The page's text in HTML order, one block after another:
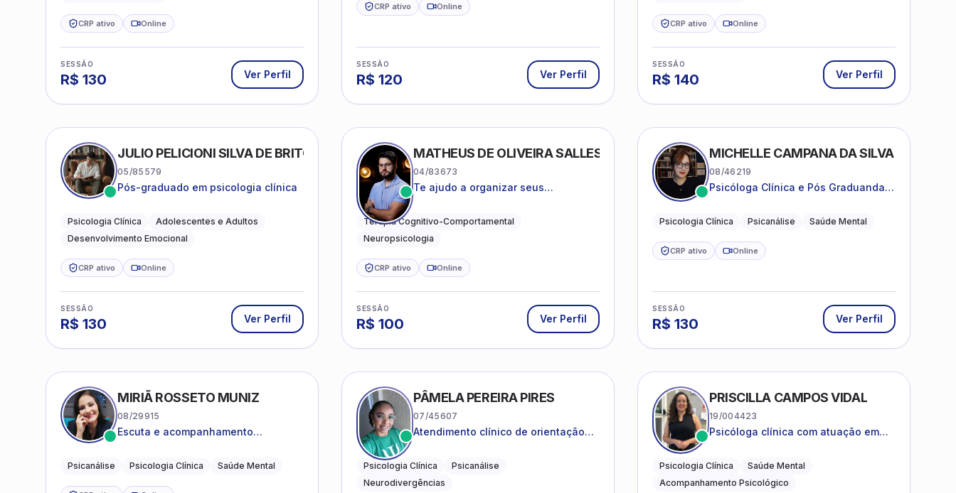
CRP ativo Online
SESSÃO
R$ 130 Ver Perfil
CRP ativo Online
SESSÃO
R$ 120 Ver Perfil
CRP ativo Online
SESSÃO
R$ 140 Ver Perfil
JULIO PELICIONI SILVA DE BRITO
05/85579
Pós-graduado em psicologia clínica
Psicologia Clínica
Adolescentes e Adultos
Desenvolvimento Emocional
CRP ativo Online
SESSÃO
R$ 130 Ver Perfil
MATHEUS DE OLIVEIRA SALLES
04/83673
Te ajudo a organizar seus
e viver com mais clareza e sentido,
com uma terapia estruturada e
baseada em ciência.
Terapia Cognitivo-Comportamental
Neuropsicologia
CRP ativo Online
SESSÃO
R$ 100 Ver Perfil
MICHELLE CAMPANA DA SILVA
08/46219
Psicóloga Clínica e Pós Graduanda
FAAP.
Psicologia Clínica Psicanálise Saúde Mental
CRP ativo Online
SESSÃO
R$ 130 Ver Perfil
MIRIÃ ROSSETO MUNIZ
08/29915
Escuta e acompanhamento
adolescentes.
Psicanálise Psicologia Clínica Saúde Mental
PÂMELA PEREIRA PIRES
07/45607
Atendimento clínico de orientação
adultos e crianças neurotípicas
Psicologia Clínica
Psicanálise
Neurodivergências
PRISCILLA CAMPOS VIDAL
19/004423
Psicóloga clínica com atuação em
psicológico.
Psicologia Clínica
Saúde Mental
Acompanhamento Psicológico